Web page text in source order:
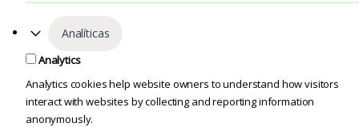
Analíticas
Analytics
Analytics cookies help website owners to understand how visitors
interact with websites by collecting and reporting information
anonymously.